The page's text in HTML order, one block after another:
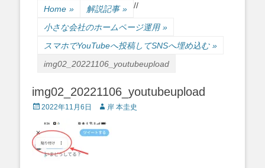
Home » 解説記事 » /
小さな会社のホームページ運用 »
/
スマホでYouTubeへ投稿してSNSへ埋め込む »
img02_20221106_youtubeupload
img02_20221106_youtubeupload
Posted
2022年11月6日 Author
岸 本圭史